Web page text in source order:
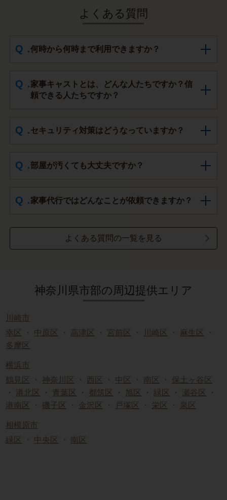
よくある質問
何時から何時まで利用できますか？
家事キャストとは、どんな人たちですか？信
頼できる人たちですか？
セキュリティ対策はどうなっていますか？
部屋が汚くても大丈夫ですか？
家事代行ではどんなことが依頼できますか？
よくある質問の一覧を見る
神奈川県市部の周辺提供エリア
川崎市
幸区
・ 中原区 ・ 高津区 ・ 宮前区 ・ 川崎区 ・ 麻生区
・
多摩区
横浜市
鶴見区
・ 神奈川区 ・ 西区 ・ 中区 ・ 南区 ・ 保土ヶ谷区
・ 港北区 ・ 青葉区 ・ 都筑区 ・ 旭区 ・ 緑区 ・ 瀬谷区
・
港南区
・磯子区 ・ 金沢区 ・ 戸塚区 ・ 栄区 ・ 泉区
相模原市
緑区
・ 中央区 ・ 南区